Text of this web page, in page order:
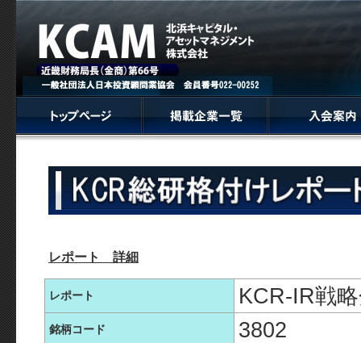
レポート 詳細
レポート KCR-IR戦
銘柄コード 3802